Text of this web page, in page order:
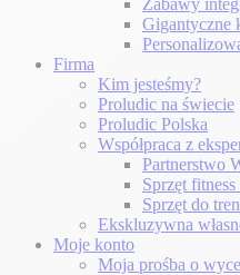
Zabawy
Gigantyczne
Firma
Kim jesteśmy?
Proludic na świecie
Proludic Polska
Współpraca z
Partnerstwo
Sprzęt
Sprzęt do
Ekskluzywna
Moje konto
Moja prośba o